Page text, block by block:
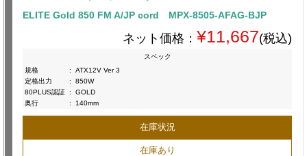
ELITE Gold 850 FM A/JP cord MPX-8505-AFAG-BJP
ネット価格： ¥11,667(税込)
スペック
規格
:
ATX12V Ver 3
定格出力
:
850W
80PLUS認証 :
GOLD
奥行
: 140mm
在庫状況
在庫あり